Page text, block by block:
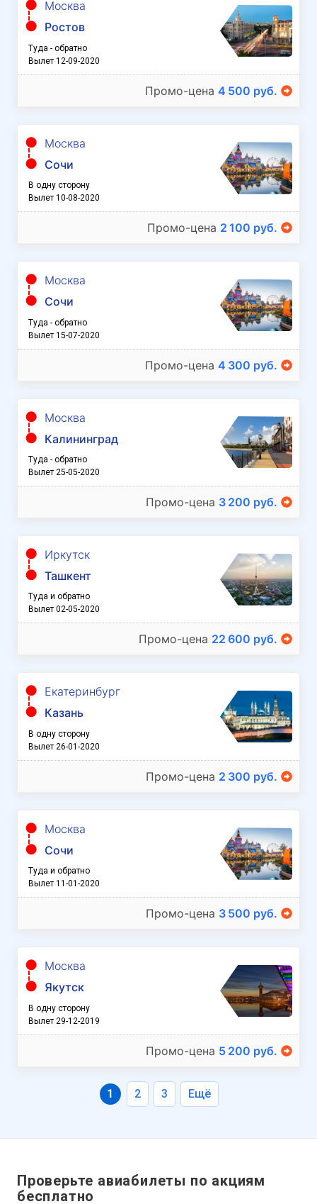
Москва
Ростов
Туда - обратно
Вылет 12-09-2020
Промо-цена 4 500 руб.
Москва
Сочи
В одну сторону
Вылет 10-08-2020
Промо-цена 2 100 руб.
Москва
Сочи
Туда - обратно
Вылет 15-07-2020
Промо-цена 4 300 руб.
Москва
Калининград
Туда - обратно
Вылет 25-05-2020
Промо-цена 3 200 руб.
Иркутск
Ташкент
Туда и обратно
Вылет 02-05-2020
Промо-цена 22 600 руб.
Екатеринбург
Казань
В одну сторону
Вылет 26-01-2020
Промо-цена 2 300 руб.
Москва
Сочи
Туда и обратно
Вылет 11-01-2020
Промо-цена 3 500 руб.
Москва
Якутск
В одну сторону
Вылет 29-12-2019
Промо-цена 5 200 руб.
1 2 3 Ещё
Проверьте авиабилеты по акциям
бесплатно